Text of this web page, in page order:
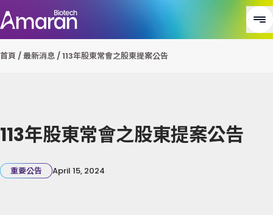
首頁 /最新消息/113年股東常會之股東提案公告
113年股東常會之股東提案公告
重要公告 April 15, 2024